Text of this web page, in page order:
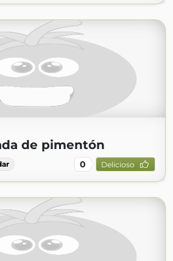
de pimentón
0 Delicioso